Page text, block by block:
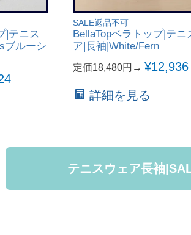
|テニス
ブルーシ
SALE返品不可
BellaTopベラトップ|テニ
ア|長袖|White/Fern
定価18,480円→ ¥12,936
詳細を見る
テニスウェア長袖